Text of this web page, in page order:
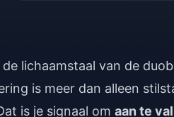
de lichaamstaal van de
is meer dan alleen
is je signaal om aan te